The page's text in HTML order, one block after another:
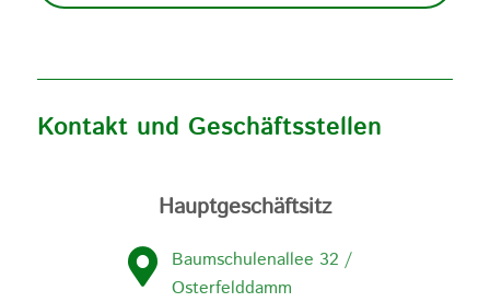
Kontakt und Geschäftsstellen
Hauptgeschäftsitz
Baumschulenallee 32 /
Osterfelddamm